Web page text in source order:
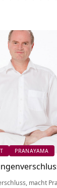
PRANAYAMA
macht